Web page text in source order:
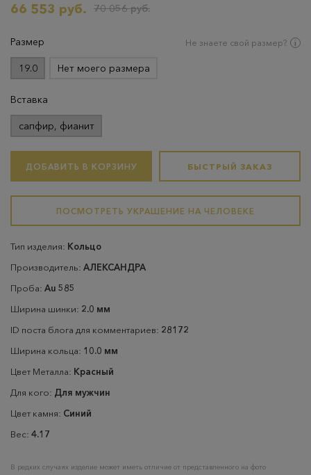
66 553 руб.
70 056 руб.
Размер Не знаете свой размер?
19.0 Нет моего размера
Вставка
сапфир, фианит
ДОБАВИТЬ В КОРЗИНУ БЫСТРЫЙ ЗАКАЗ
ПОСМОТРЕТЬ УКРАШЕНИЕ НА ЧЕЛОВЕКЕ
Тип изделия: Кольцо
Производитель: АЛЕКСАНДРА
Проба: Au 585
Ширина шинки: 2.0 мм
ID поста блога для комментариев: 28172
Ширина кольца: 10.0 мм
Цвет Металла: Красный
Для кого: Для мужчин
Цвет камня: Синий
Вес: 4.17
В редких случаях изделие может иметь отличие от представленного на фото